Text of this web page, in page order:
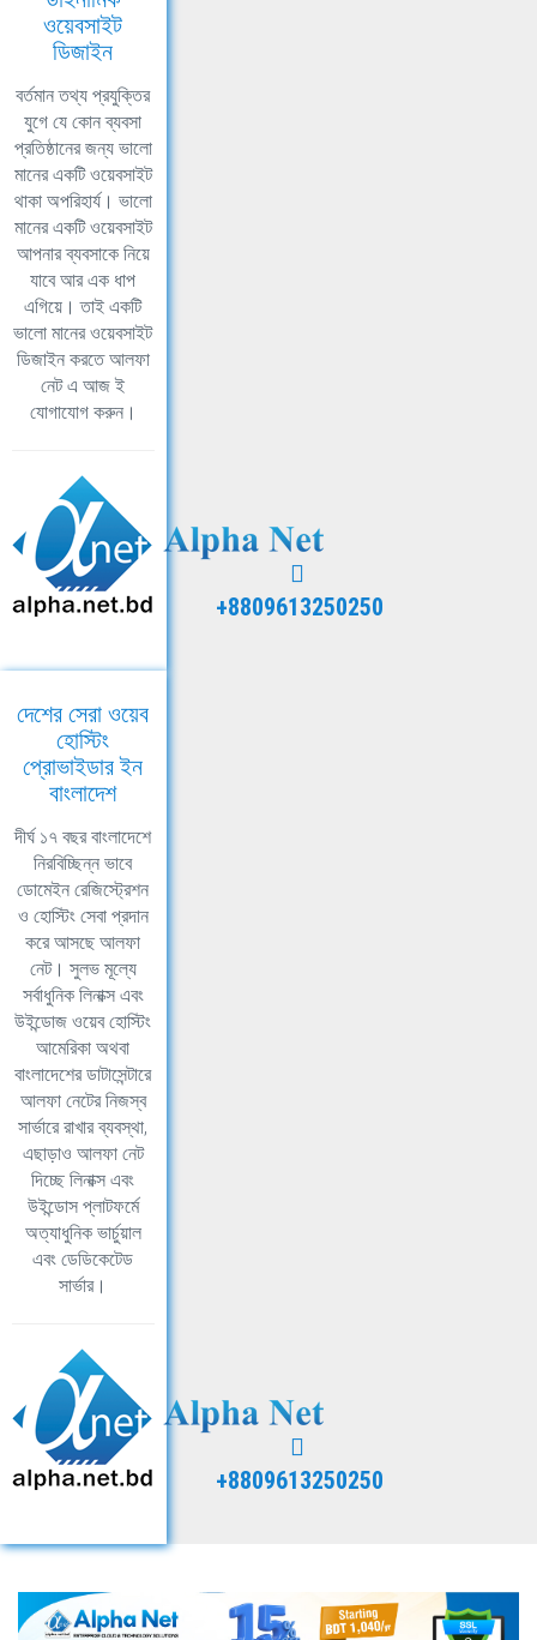
ওয়েবসাইট
ডিজাইন
বর্তমান তথ্য প্রযুক্তির
যুগে যে কোন ব্যবসা
প্রতিষ্ঠানের জন্য ভালো
মানের একটি ওয়েবসাইট
থাকা অপরিহার্য। ভালো
মানের একটি ওয়েবসাইট
আপনার ব্যবসাকে নিয়ে
যাবে আর এক ধাপ
এগিয়ে। তাই একটি
ভালো মানের ওয়েবসাইট
ডিজাইন করতে আলফা
নেট এ আজ ই
যোগাযোগ করুন।
+8809613250250
দেশের সেরা ওয়েব
হোস্টিং
প্রোভাইডার ইন
বাংলাদেশ
দীর্ঘ ১৭ বছর বাংলাদেশে
নিরবিচ্ছিন্ন ভাবে
ডোমেইন রেজিস্ট্রেশন
ও হোস্টিং সেবা প্রদান
করে আসছে আলফা
নেট। সুলভ মূল্যে
সর্বাধুনিক লিনাক্স এবং
উইন্ডোজ ওয়েব হোস্টিং
আমেরিকা অথবা
বাংলাদেশের ডাটাসেন্টারে
আলফা নেটের নিজস্ব
সার্ভারে রাখার ব্যবস্থা,
এছাড়াও আলফা নেট
দিচ্ছে লিনাক্স এবং
উইন্ডোস প্লাটফর্মে
অত্যাধুনিক ভার্চুয়াল
এবং ডেডিকেটেড
সার্ভার।
+8809613250250